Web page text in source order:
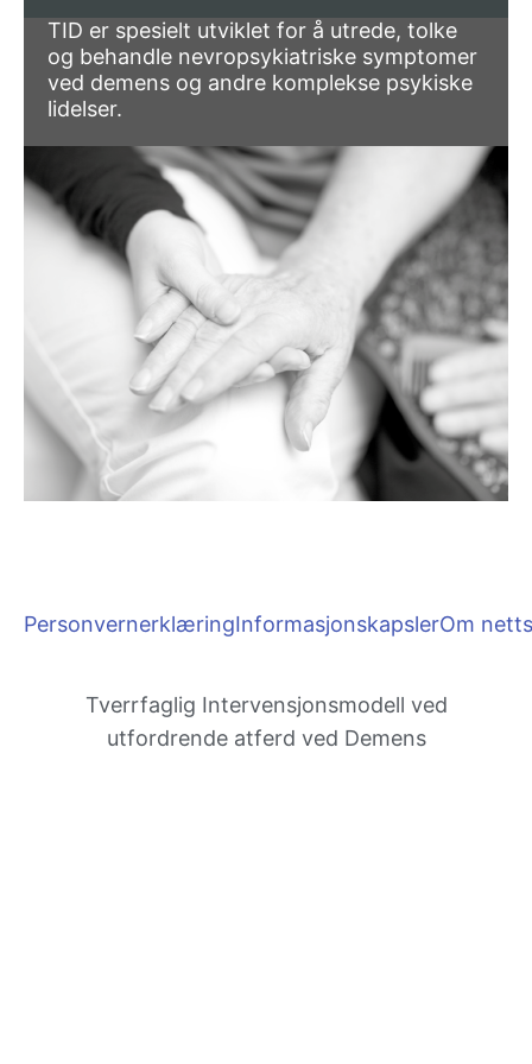
TID er spesielt utviklet for å utrede, tolke
og behandle nevropsykiatriske symptomer
ved demens og andre komplekse psykiske
lidelser.
PersonvernerklæringInformasjonskapslerOm
Tverrfaglig Inter­vensjons­modell ved
utfordrende atferd ved Demens